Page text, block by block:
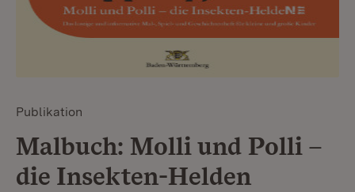
Publikation
Malbuch: Molli und Polli –
die Insekten-Helden